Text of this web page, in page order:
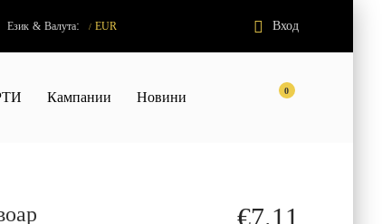
Език & Валута: / EUR Вход
0
Кампании Новини
€7.11